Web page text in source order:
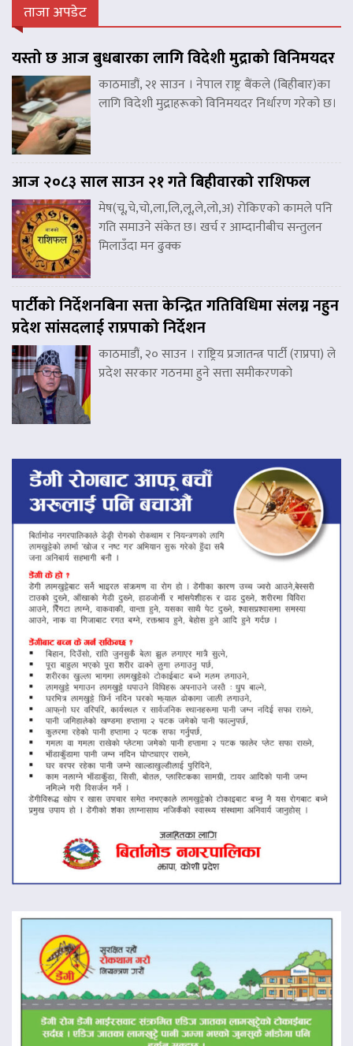
ताजा अपडेट
यस्तो छ आज बुधबारका लागि विदेशी मुद्राको विनिमयदर
काठमाडौं, २१ साउन । नेपाल राष्ट्र बैंकले (बिहीबार)का
लागि विदेशी मुद्राहरूको विनिमयदर निर्धारण गरेको छ।
आज २०८३ साल साउन २१ गते बिहीवारको राशिफल
मेष(चू,चे,चो,ला,लि,लू,ले,लो,अ) रोकिएको कामले पनि
गति समाउने संकेत छ। खर्च र आम्दानीबीच सन्तुलन
मिलाउँदा मन ढुक्क
पार्टीको निर्देशनबिना सत्ता केन्द्रित गतिविधिमा संलग्न नहुन
प्रदेश सांसदलाई राप्रपाको निर्देशन
काठमाडौं, २० साउन । राष्ट्रिय प्रजातन्त्र पार्टी (राप्रपा) ले
प्रदेश सरकार गठनमा हुने सत्ता समीकरणको